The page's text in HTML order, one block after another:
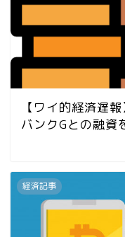
【ワイ的経済遅
バンクGとの融資
経済記事